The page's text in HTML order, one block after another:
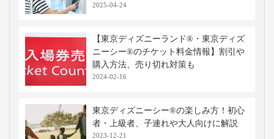
2025-04-24
【東京ディズニーランド®・東京ディズ
ニーシー®のチケット料金情報】割引や
購入方法、売り切れ対策も
2024-02-16
東京ディズニーシー®の楽しみ方！初心
者・上級者、子連れや大人向けに解説
2023-12-21